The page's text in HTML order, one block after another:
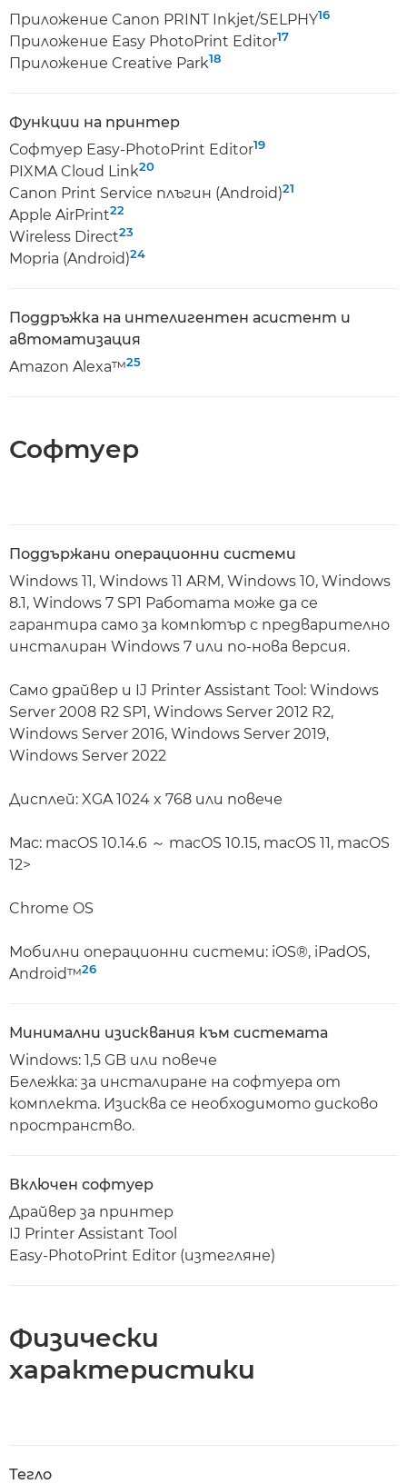
Приложение Canon PRINT Inkjet/SELPHY16
Приложение Easy PhotoPrint Editor17
Приложение Creative Park18
Функции на принтер
Софтуер Easy-PhotoPrint Editor19
PIXMA Cloud Link20
Canon Print Service плъгин (Android)21
Apple AirPrint22
Wireless Direct23
Mopria (Android)24
Поддръжка на интелигентен асистент и
автоматизация
Amazon Alexa™25
Софтуер
Поддържани операционни системи
Windows 11, Windows 11 ARM, Windows 10, Windows
8.1, Windows 7 SP1 Работата може да се
гарантира само за компютър с предварително
инсталиран Windows 7 или по-нова версия.
Само драйвер и IJ Printer Assistant Tool: Windows
Server 2008 R2 SP1, Windows Server 2012 R2,
Windows Server 2016, Windows Server 2019,
Windows Server 2022
Дисплей: XGA 1024 x 768 или повече
Mac: macOS 10.14.6 ～ macOS 10.15, macOS 11, macOS
12>
Chrome OS
Мобилни операционни системи: iOS®, iPadOS,
Android™26
Минимални изисквания към системата
Windows: 1,5 GB или повече
Бележка: за инсталиране на софтуера от
комплекта. Изисква се необходимото дисково
пространство.
Включен софтуер
Драйвер за принтер
IJ Printer Assistant Tool
Easy-PhotoPrint Editor (изтегляне)
Физически
характеристики
Тегло